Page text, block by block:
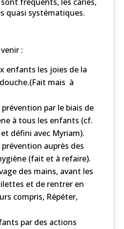
quasi systématiques.
:
enfants les joies de la
mais à
par le biais de
à tous les enfants (cf.
défini avec Myriam).
auprès des
(fait et à refaire).
des mains, avant les
et de rentrer en
compris, Répéter,
par des actions